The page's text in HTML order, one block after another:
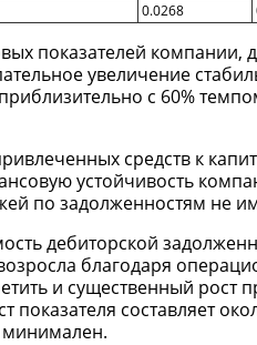
0.0268
показателей компании,
увеличение
с 60%
средств к
устойчивость
по задолженностям не
дебиторской
благодаря
и существенный рост
составляет